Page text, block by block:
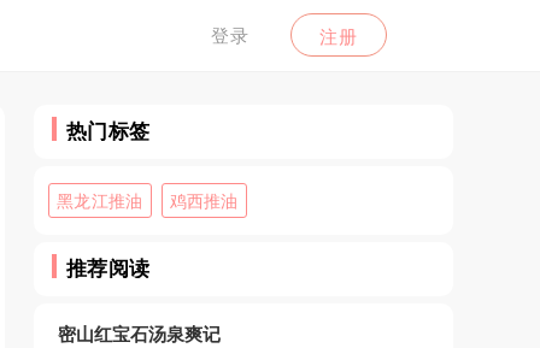
登录 注册
热门标签
黑龙江推油 鸡西推油
推荐阅读
密山红宝石汤泉爽记